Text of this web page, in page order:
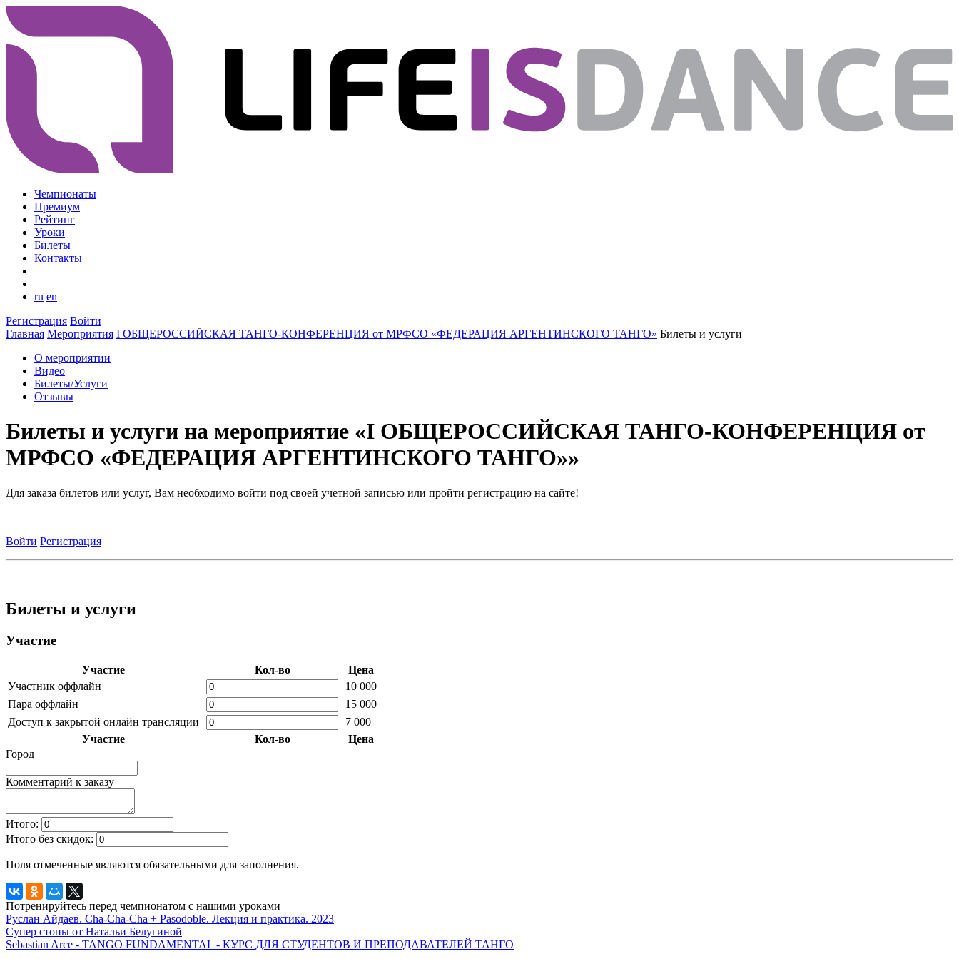
Чемпионаты
Премиум
Рейтинг
Уроки
Билеты
Контакты
ru en
Регистрация Войти
Главная Мероприятия I ОБЩЕРОССИЙСКАЯ ТАНГО-КОНФЕРЕНЦИЯ от МРФСО «ФЕДЕРАЦИЯ АРГЕНТИНСКОГО ТАНГО» Билеты и услуги
О мероприятии
Видео
Билеты/Услуги
Отзывы
Билеты и услуги на мероприятие «I ОБЩЕРОССИЙСКАЯ ТАНГО-КОНФЕРЕНЦИЯ от
МРФСО «ФЕДЕРАЦИЯ АРГЕНТИНСКОГО ТАНГО»»
Для заказа билетов или услуг, Вам необходимо войти под своей учетной записью или пройти регистрацию на сайте!
Войти Регистрация
Билеты и услуги
Участие
Участие Кол-во
Цена
Участник оффлайн
10 000
Пара оффлайн
15 000
Доступ к закрытой онлайн трансляции
7 000
Участие
Кол-во
Цена
Город
Комментарий к заказу
Итого:
Итого без скидок:
Поля отмеченные являются обязательными для заполнения.
Потренируйтесь перед чемпионатом с нашими уроками
Руслан Айдаев. Cha-Cha-Cha + Pasodoble. Лекция и практика. 2023
Супер стопы от Натальи Белугиной
Sebastian Arce - TANGO FUNDAMENTAL - КУРС ДЛЯ СТУДЕНТОВ И ПРЕПОДАВАТЕЛЕЙ ТАНГО